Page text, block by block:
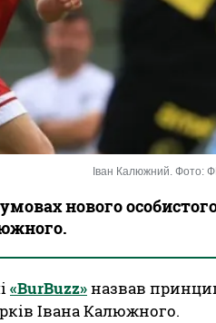
Іван Калюжний. Фото:
нового
«BurBuzz»назвав
Івана Калюжного.